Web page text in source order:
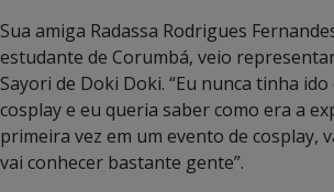
Sua amiga Radassa Rodrigues
estudante de Corumbá, veio
Sayori de Doki Doki. “Eu nunca tinha
cosplay e eu queria saber como era a
primeira vez em um evento de cosplay,
vai conhecer bastante gente”.